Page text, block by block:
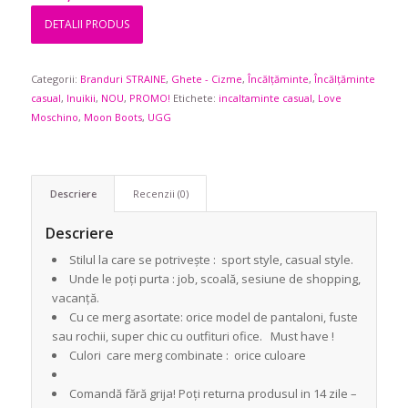
DETALII PRODUS
Categorii: Branduri STRAINE, Ghete - Cizme,Încălțăminte,Încălțăminte
casual, Inuikii, NOU, PROMO! Etichete: incaltaminte casual, Love
Moschino, Moon Boots, UGG
Descriere Recenzii (0)
Descriere
Stilul la care se potrivește : sport style, casual style.
Unde le poți purta : job, scoală, sesiune de shopping,
vacanță.
Cu ce merg asortate: orice model de pantaloni, fuste
sau rochii, super chic cu outfituri ofice. Must have !
Culori care merg combinate : orice culoare
Comandă fără grija! Poți returna produsul in 14 zile –